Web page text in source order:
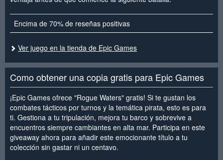
Encima de 70% de reseñas positivas
Ver juego en la tienda de Epic Games
Como obtener una copia gratis para Epic Games
¡Epic Games ofrece "Rogue Waters" gratis! Si te gustan los
combates tácticos por turnos y la temática pirata, esto es para
ti. Gestiona a tu tripulación, mejora tu barco y sobrevive a
encuentros siempre cambiantes en alta mar. Participa en este
giveaway ahora para añadir este emocionante título a tu
colección sin gastar ni un centavo.